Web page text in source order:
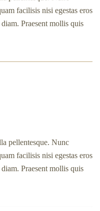
facilisis nisi egestas eros
Praesent mollis quis
pellentesque. Nunc
facilisis nisi egestas eros
Praesent mollis quis